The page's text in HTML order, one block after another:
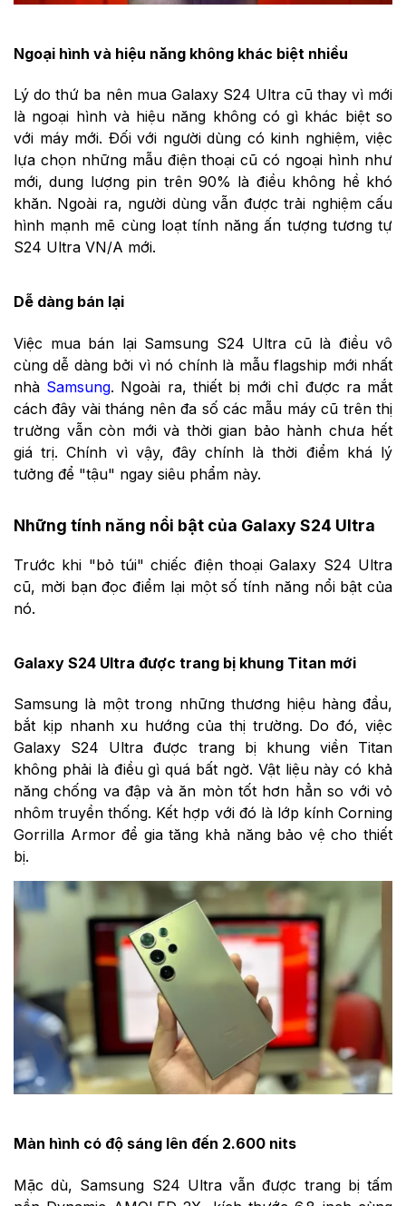
Ngoại hình và hiệu năng không khác biệt nhiều
Lý do thứ ba nên mua Galaxy S24 Ultra cũ thay vì mới
là ngoại hình và hiệu năng không có gì khác biệt so
với máy mới. Đối với người dùng có kinh nghiệm, việc
lựa chọn những mẫu điện thoại cũ có ngoại hình như
mới, dung lượng pin trên 90% là điều không hề khó
khăn. Ngoài ra, người dùng vẫn được trải nghiệm cấu
hình mạnh mẽ cùng loạt tính năng ấn tượng tương tự
S24 Ultra VN/A mới.
Dễ dàng bán lại
Việc mua bán lại Samsung S24 Ultra cũ là điều vô
cùng dễ dàng bởi vì nó chính là mẫu flagship mới nhất
nhà Samsung. Ngoài ra, thiết bị mới chỉ được ra mắt
cách đây vài tháng nên đa số các mẫu máy cũ trên thị
trường vẫn còn mới và thời gian bảo hành chưa hết
giá trị. Chính vì vậy, đây chính là thời điểm khá lý
tưởng để "tậu" ngay siêu phẩm này.
Những tính năng nổi bật của Galaxy S24 Ultra
Trước khi "bỏ túi" chiếc điện thoại Galaxy S24 Ultra
cũ, mời bạn đọc điểm lại một số tính năng nổi bật của
nó.
Galaxy S24 Ultra được trang bị khung Titan mới
Samsung là một trong những thương hiệu hàng đầu,
bắt kịp nhanh xu hướng của thị trường. Do đó, việc
Galaxy S24 Ultra được trang bị khung viền Titan
không phải là điều gì quá bất ngờ. Vật liệu này có khả
năng chống va đập và ăn mòn tốt hơn hẳn so với vỏ
nhôm truyền thống. Kết hợp với đó là lớp kính Corning
Gorrilla Armor để gia tăng khả năng bảo vệ cho thiết
bị.
Màn hình có độ sáng lên đến 2.600 nits
Mặc dù, Samsung S24 Ultra vẫn được trang bị tấm